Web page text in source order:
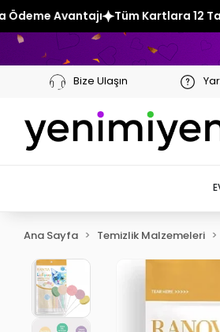
Kartlara 12 Taksit Kapıda Ödeme
Bize Ulaşın
Ana Sayfa Temizlik Malzemeleri